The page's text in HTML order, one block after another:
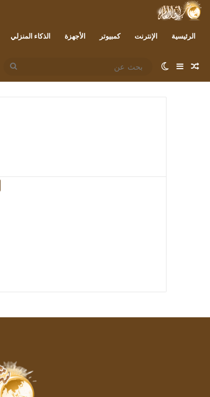
الرئيسية الإنترنت كمبيوتر الأجهزة الذكاء المنزلي
مقال عشوائي
إضافة عمود جانبي
الوضع المظلم
بحث
عن